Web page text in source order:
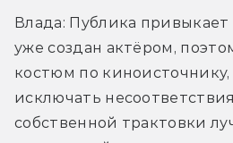
Влада: Публика привыкает
уже создан актёром,
костюм по киноисточнику,
исключать
собственной трактовки